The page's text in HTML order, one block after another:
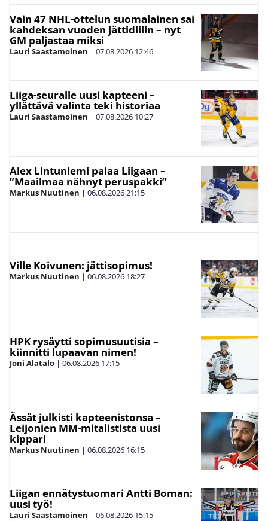
Vain 47 NHL-ottelun suomalainen sai
kahdeksan vuoden jättidiilin – nyt
GM paljastaa miksi
Lauri Saastamoinen | 07.08.2026 12:46
Liiga-seuralle uusi kapteeni –
yllättävä valinta teki historiaa
Lauri Saastamoinen | 07.08.2026 10:27
Alex Lintuniemi palaa Liigaan –
”Maailmaa nähnyt peruspakki”
Markus Nuutinen | 06.08.202621:15
Ville Koivunen: jättisopimus!
Markus Nuutinen | 06.08.2026 18:27
HPK rysäytti sopimusuutisia –
kiinnitti lupaavan nimen!
Joni Alatalo | 06.08.2026 17:15
Ässät julkisti kapteenistonsa –
Leijonien MM-mitalistista uusi
kippari
Markus Nuutinen | 06.08.2026 16:15
Liigan ennätystuomari Antti Boman:
uusi työ!
Lauri Saastamoinen | 06.08.2026 15:15